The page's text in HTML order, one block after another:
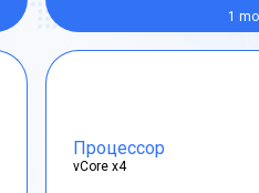
1
Процессор
vCore x4